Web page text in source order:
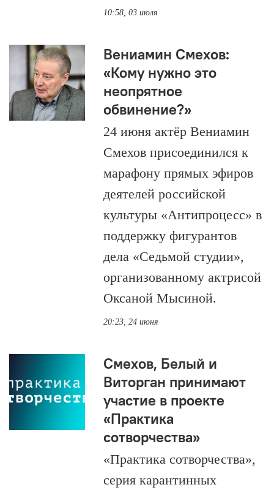
10:58, 03 июля
Вениамин Смехов:
«Кому нужно это
неопрятное
обвинение?»
24 июня актёр Вениамин
Смехов присоединился к
марафону прямых эфиров
деятелей российской
культуры «Антипроцесс» в
поддержку фигурантов
дела «Седьмой студии»,
организованному актрисой
Оксаной Мысиной.
20:23, 24 июня
Смехов, Белый и
Виторган принимают
участие в проекте
«Практика
сотворчества»
«Практика сотворчества»,
серия карантинных